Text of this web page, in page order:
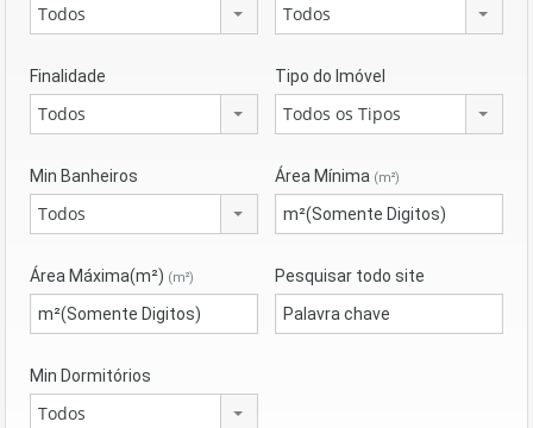
Todos Todos
Finalidade
Todos
Tipo do Imóvel
Todos os Tipos
Min Banheiros
Todos
Área Mínima (m²)
Área Máxima(m²) (m²) Pesquisar todo site
Min Dormitórios
Todos